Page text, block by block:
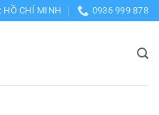
HỒ CHÍ MINH 0936 999 878